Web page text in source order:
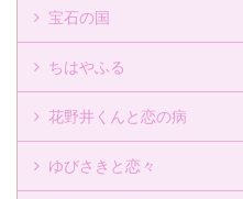
宝石の国
ちはやふる
花野井くんと恋の病
ゆびさきと恋々